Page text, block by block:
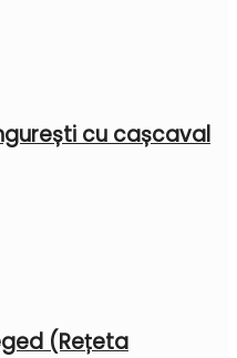
cu cașcaval
(Rețeta